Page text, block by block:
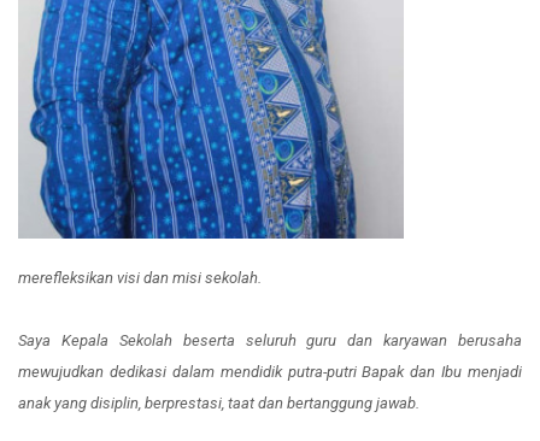
merefleksikan visi dan misi sekolah.
Saya Kepala Sekolah beserta seluruh guru dan karyawan berusaha
mewujudkan dedikasi dalam mendidik putra-putri Bapak dan Ibu menjadi
anak yang disiplin, berprestasi, taat dan bertanggung jawab.